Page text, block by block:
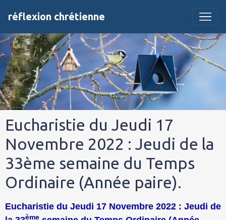
réflexion chrétienne
Eucharistie du Jeudi 17
Novembre 2022 : Jeudi de la
33ème semaine du Temps
Ordinaire (Année paire).
Eucharistie du Jeudi 17 Novembre 2022 : Jeudi de
ème